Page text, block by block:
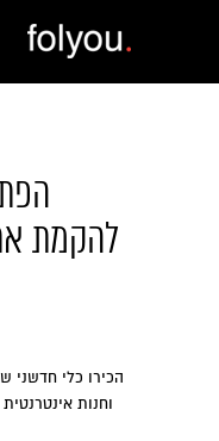
להקמת
הכירו כלי
וחנות